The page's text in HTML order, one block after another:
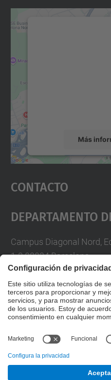
Más
powered by
Contacto
Departamento
Campus Diagonal Nord,
1-3 08034 Barcelona
A/e usd.utgcnticupc.edu
Formulario de contacto
Departamento de Física